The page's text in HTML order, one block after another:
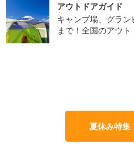
アウトドアガイド
キャンプ場、グラ
まで！全国のアウ
夏休み特集